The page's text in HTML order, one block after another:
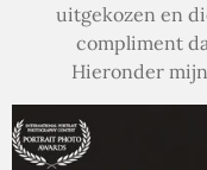
uitgekozen en
compliment
Hieronder